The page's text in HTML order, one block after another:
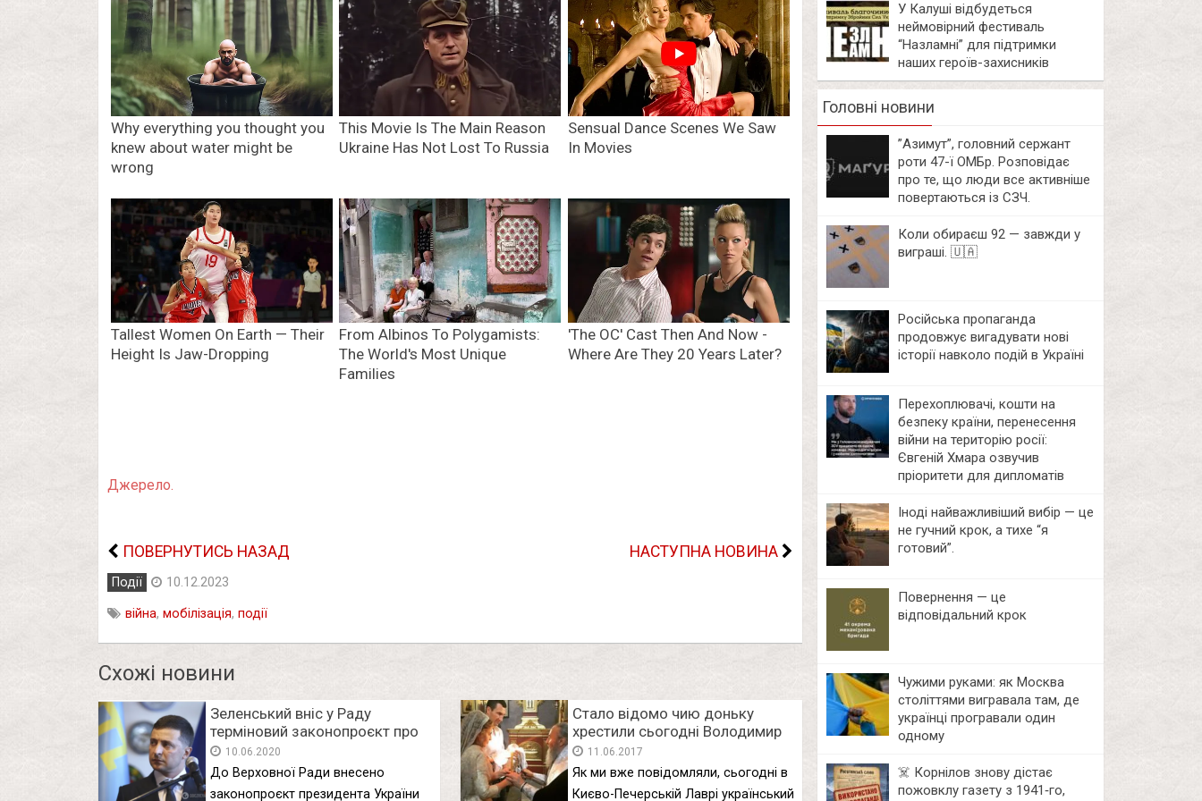
Джерело.
ПОВЕРНУТИСЬ НАЗАД НАСТУПНА НОВИНА
Події 10.12.2023
війна, мобілізація, події
Схожі новини
Зеленський вніс у Раду
терміновий законопроєкт про
референдум
10.06.2020
До Верховної Ради внесено
законопроєкт президента України
Стало відомо чию доньку
хрестили сьогодні Володимир
Кличко та Оксана Марченко
11.06.2017
Як ми вже повідомляли, сьогодні в
Києво-Печерській Лаврі український
У Калуші відбудеться
неймовірний фестиваль
“Назламні” для підтримки
наших героїв-захисників
Головні новини
⁨”Азимут”, головний сержант
роти 47-ї ОМБр. Розповідає
про те, що люди все активніше
повертаються із СЗЧ.
Коли обираєш 92 — завжди у
виграші. 🇺🇦
Російська пропаганда
продовжує вигадувати нові
історії навколо подій в Україні
Перехоплювачі, кошти на
безпеку країни, перенесення
війни на територію росії:
Євгеній Хмара озвучив
пріоритети для дипломатів
Іноді найважливіший вибір — це
не гучний крок, а тихе “я
готовий”.
Повернення — це
відповідальний крок
Чужими руками: як Москва
століттями вигравала там, де
українці програвали один
одному
☠️ Корнілов знову дістає
пожовклу газету з 1941‑го,